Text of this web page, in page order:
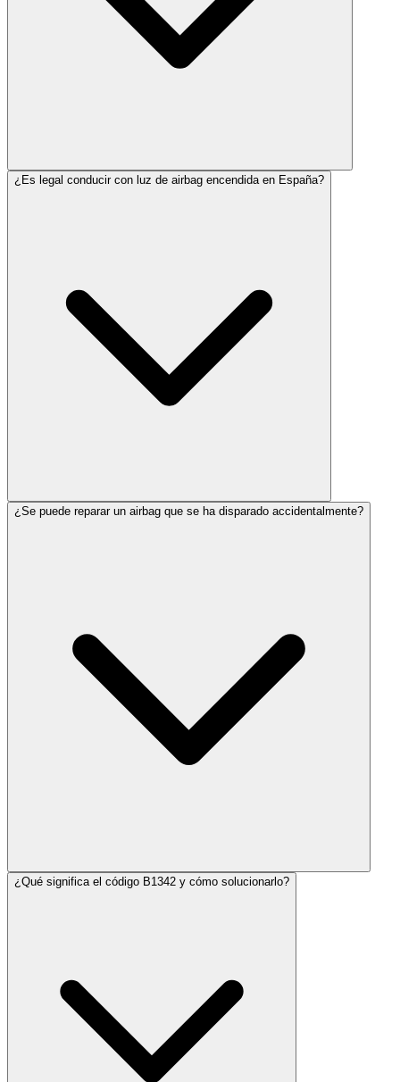
¿Es legal conducir con luz de airbag encendida en España?
¿Se puede reparar un airbag que se ha disparado accidentalmente?
¿Qué significa el código B1342 y cómo solucionarlo?